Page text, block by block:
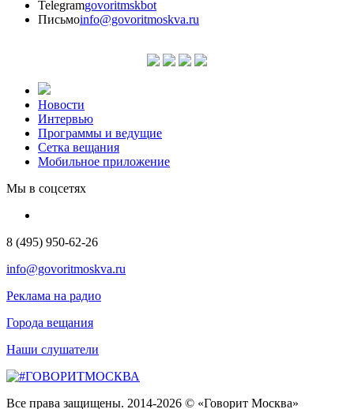
Telegramgovoritmskbot
Письмоinfo@govoritmoskva.ru
Новости
Интервью
Программы и ведущие
Сетка вещания
Мобильное приложение
Мы в соцсетях
8 (495) 950-62-26
info@govoritmoskva.ru
Реклама на радио
Города вещания
Наши слушатели
Все права защищены. 2014-2026 © «Говорит Москва»